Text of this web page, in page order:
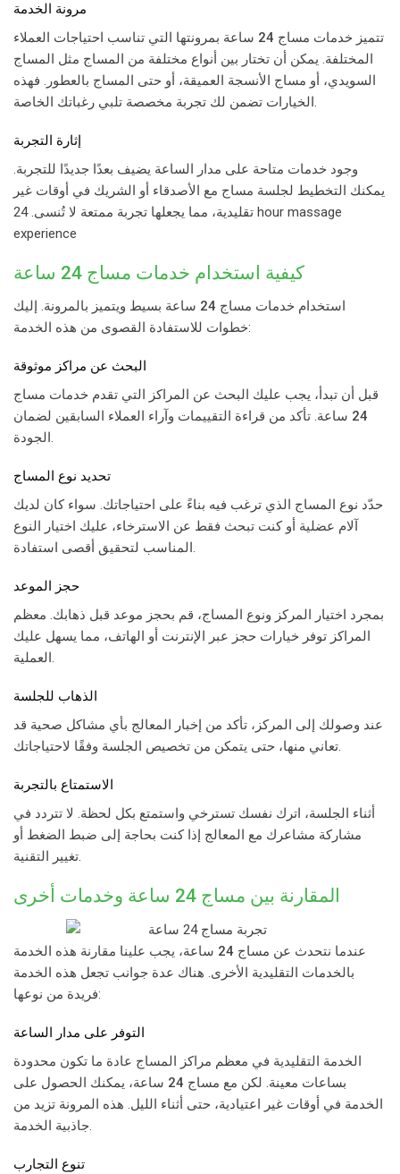
مرونة الخدمة
تتميز خدمات مساج 24 ساعة
بمرونتها التي تناسب احتياجات العملاء
المختلفة. يمكن أن تختار بين أنواع مختلفة من المساج مثل المساج
السويدي، أو مساج الأنسجة العميقة، أو حتى المساج بالعطور. فهذه
الخيارات تضمن لك تجربة مخصصة تلبي رغباتك الخاصة.
إثارة التجربة
وجود خدمات متاحة على مدار الساعة يضيف بعدًا جديدًا للتجربة.
يمكنك التخطيط لجلسة مساج مع الأصدقاء أو الشريك في أوقات غير
تقليدية، مما يجعلها تجربة ممتعة لا تُنسى. 24 hour massage
experience
كيفية استخدام خدمات مساج 24 ساعة
استخدام خدمات مساج 24 ساعة
بسيط ويتميز بالمرونة. إليك
خطوات للاستفادة القصوى من هذه الخدمة:
البحث عن مراكز موثوقة
قبل أن تبدأ، يجب عليك البحث عن المراكز التي تقدم خدمات مساج
24 ساعة
. تأكد من قراءة التقييمات وآراء العملاء السابقين لضمان
الجودة.
تحديد نوع المساج
حدّد نوع المساج الذي ترغب فيه بناءً على احتياجاتك. سواء كان لديك
آلام عضلية أو كنت تبحث فقط عن الاسترخاء، عليك اختيار النوع
المناسب لتحقيق أقصى استفادة.
حجز الموعد
بمجرد اختيار المركز ونوع المساج، قم بحجز موعد قبل ذهابك. معظم
المراكز توفر خيارات حجز عبر الإنترنت أو الهاتف، مما يسهل عليك
العملية.
الذهاب للجلسة
عند وصولك إلى المركز، تأكد من إخبار المعالج بأي مشاكل صحية قد
تعاني منها، حتى يتمكن من تخصيص الجلسة وفقًا لاحتياجاتك.
الاستمتاع بالتجربة
أثناء الجلسة، اترك نفسك تسترخي واستمتع بكل لحظة. لا تتردد في
مشاركة مشاعرك مع المعالج إذا كنت بحاجة إلى ضبط الضغط أو
تغيير التقنية.
المقارنة بين مساج 24 ساعة وخدمات أخرى
عندما نتحدث عن مساج 24 ساعة
، يجب علينا مقارنة هذه الخدمة
بالخدمات التقليدية الأخرى. هناك عدة جوانب تجعل هذه الخدمة
فريدة من نوعها:
التوفر على مدار الساعة
الخدمة التقليدية في معظم مراكز المساج عادة ما تكون محدودة
بساعات معينة. لكن مع مساج 24 ساعة
، يمكنك الحصول على
الخدمة في أوقات غير اعتيادية، حتى أثناء الليل. هذه المرونة تزيد من
جاذبية الخدمة.
تنوع التجارب